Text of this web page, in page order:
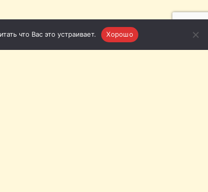
что Вас это устраивает. Хорошо